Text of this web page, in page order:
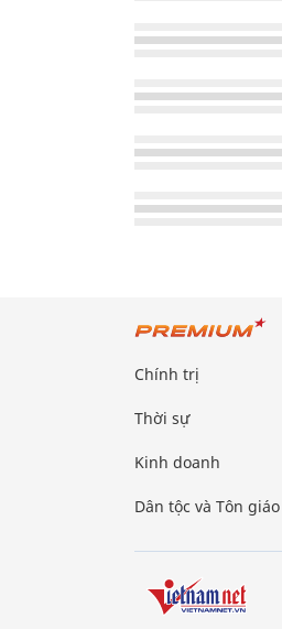
Chính trị
Thời sự
Kinh doanh
Dân tộc và Tôn giáo